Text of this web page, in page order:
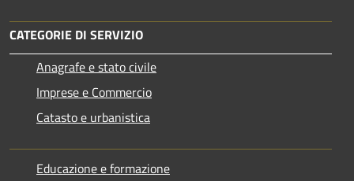
CATEGORIE DI SERVIZIO
Anagrafe e stato civile
Imprese e Commercio
Catasto e urbanistica
Educazione e formazione